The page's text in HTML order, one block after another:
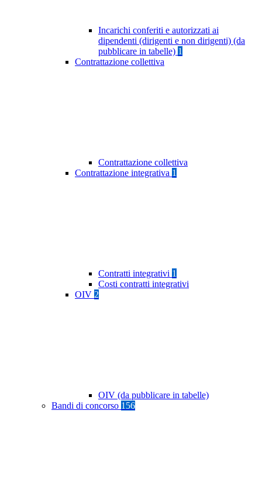
Incarichi conferiti e autorizzati ai
dipendenti (dirigenti e non dirigenti) (da
pubblicare in tabelle) 1
Contrattazione collettiva
Contrattazione collettiva
Contrattazione integrativa 1
Contratti integrativi 1
Costi contratti integrativi
OIV 2
OIV (da pubblicare in tabelle)
Bandi di concorso 156